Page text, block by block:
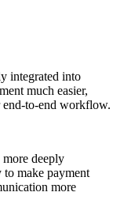
integrated into
much easier,
end-to-end workflow.
more deeply
to make payment
more